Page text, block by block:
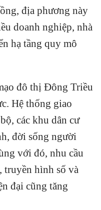
địa phương này
doanh nghiệp, nhà
hạ tầng quy mô
đô thị Đông Triều
Hệ thống giao
các khu dân cư
đời sống người
với đó, nhu cầu
truyền hình số và
đại cũng tăng